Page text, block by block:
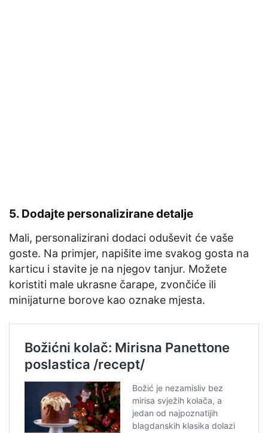
5. Dodajte personalizirane detalje
Mali, personalizirani dodaci oduševit će vaše
goste. Na primjer, napišite ime svakog gosta na
karticu i stavite je na njegov tanjur. Možete
koristiti male ukrasne čarape, zvončiće ili
minijaturne borove kao oznake mjesta.